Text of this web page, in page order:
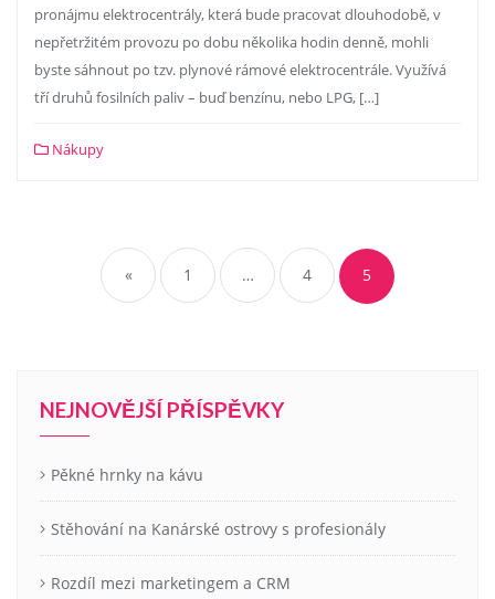
pronájmu elektrocentrály, která bude pracovat dlouhodobě, v
nepřetržitém provozu po dobu několika hodin denně, mohli
byste sáhnout po tzv. plynové rámové elektrocentrále. Využívá
tří druhů fosilních paliv – buď benzínu, nebo LPG, […]
Nákupy
příspěvků
« 1 … 4 5
NEJNOVĚJŠÍ PŘÍSPĚVKY
Pěkné hrnky na kávu
Stěhování na Kanárské ostrovy s profesionály
Rozdíl mezi marketingem a CRM